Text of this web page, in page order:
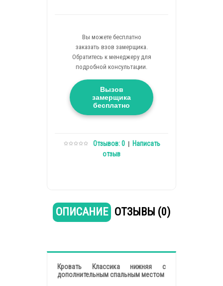
Вы можете бесплатно
заказать взов замерщика.
Обратитесь к менеджеру для
подробной консультации.
Вызов
замерщика
бесплатно
Отзывов: 0| Написать
отзыв
ОПИСАНИЕ ОТЗЫВЫ (0)
Кровать Классика нижняя с
дополнительным спальным местом